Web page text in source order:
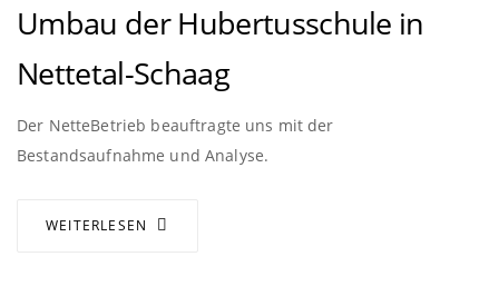
Umbau der Hubertusschule in
Nettetal-Schaag
Der NetteBetrieb beauftragte uns mit der
Bestandsaufnahme und Analyse.
WEITERLESEN